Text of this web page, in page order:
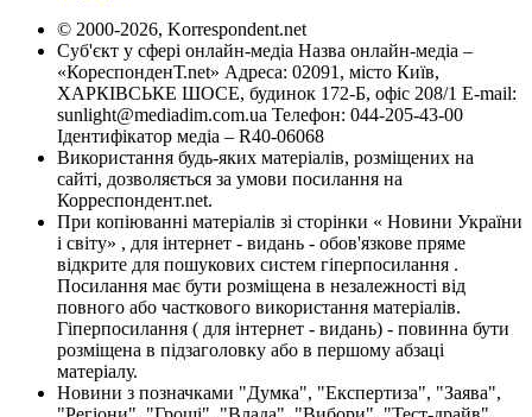
© 2000-2026, Korrespondent.net
Суб'єкт у сфері онлайн-медіа Назва онлайн-медіа –
«КореспонденТ.net» Адреса: 02091, місто Київ,
ХАРКІВСЬКЕ ШОСЕ, будинок 172-Б, офіс 208/1 E-mail:
sunlight@mediadim.com.ua Телефон: 044-205-43-00
Ідентифікатор медіа – R40-06068
Використання будь-яких матеріалів, розміщених на
сайті, дозволяється за умови посилання на
Корреспондент.net.
При копіюванні матеріалів зі сторінки « Новини України
і світу» , для інтернет - видань - обов'язкове пряме
відкрите для пошукових систем гіперпосилання .
Посилання має бути розміщена в незалежності від
повного або часткового використання матеріалів.
Гіперпосилання ( для інтернет - видань) - повинна бути
розміщена в підзаголовку або в першому абзаці
матеріалу.
Новини з позначками "Думка", "Експертиза", "Заява",